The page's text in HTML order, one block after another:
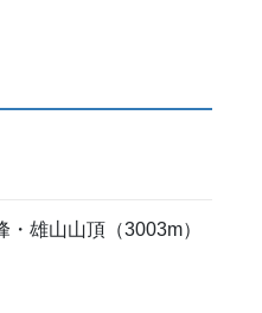
雄山山頂（3003m）